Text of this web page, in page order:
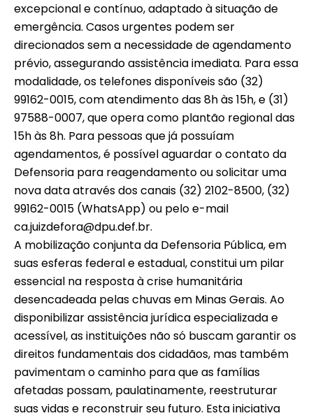
excepcional e contínuo, adaptado à situação de
emergência. Casos urgentes podem ser
direcionados sem a necessidade de agendamento
prévio, assegurando assistência imediata. Para essa
modalidade, os telefones disponíveis são (32)
99162-0015, com atendimento das 8h às 15h, e (31)
97588-0007, que opera como plantão regional das
15h às 8h. Para pessoas que já possuíam
agendamentos, é possível aguardar o contato da
Defensoria para reagendamento ou solicitar uma
nova data através dos canais (32) 2102-8500, (32)
99162-0015 (WhatsApp) ou pelo e-mail
ca.juizdefora@dpu.def.br.
A mobilização conjunta da Defensoria Pública, em
suas esferas federal e estadual, constitui um pilar
essencial na resposta à crise humanitária
desencadeada pelas chuvas em Minas Gerais. Ao
disponibilizar assistência jurídica especializada e
acessível, as instituições não só buscam garantir os
direitos fundamentais dos cidadãos, mas também
pavimentam o caminho para que as famílias
afetadas possam, paulatinamente, reestruturar
suas vidas e reconstruir seu futuro. Esta iniciativa